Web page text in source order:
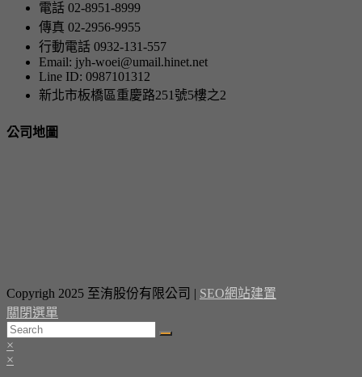
電話 02-8951-8999
傳真 02-2956-9955
行動電話 0932-131-557
Email: jyh-woei@umail.hinet.net
Line ID: 0987101312
新北市板橋區重慶路251號5樓之2
公司地圖
Copyrigh 2025 至洧股份有限公司 | SEO網站建置
關閉選單
×
×